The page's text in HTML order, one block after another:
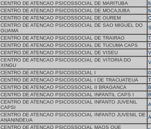
CENTRO DE ATENCAO PSICOSSOCIAL DE MARITUBA
CENTRO DE ATENCAO PSICOSSOCIAL DE MOCAJUBA
CENTRO DE ATENCAO PSICOSSOCIAL DE OUREM
CENTRO DE ATENCAO PSICOSSOCIAL DE SAO MIGUEL DO
GUAMA
CENTRO DE ATENCAO PSICOSSOCIAL DE TRAIRAO
CENTRO DE ATENCAO PSICOSSOCIAL DE TUCUMA CAPS
CENTRO DE ATENCAO PSICOSSOCIAL DE VISEU
CENTRO DE ATENCAO PSICOSSOCIAL DE VITORIA DO
XINGU
CENTRO DE ATENCAO PSICOSSOCIAL I
CENTRO DE ATENCAO PSICOSSOCIAL I DE TRACUATEUA
CENTRO DE ATENCAO PSICOSSOCIAL II BRAGANCA
CENTRO DE ATENCAO PSICOSSOCIAL INFANTIL CAPS I
CENTRO DE ATENCAO PSICOSSOCIAL INFANTO JUVENIL
CAPSI
CENTRO DE ATENCAO PSICOSSOCIAL INFANTO JUVENIL DE
ANANINDEUA
CENTRO DE ATENCAO PSICOSSOCIAL MAOS QUE